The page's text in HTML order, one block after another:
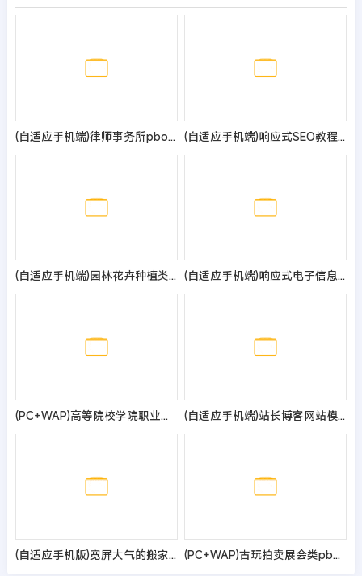
(自适应手机端)律师事务所pbootcms网站模板 响应式法律咨询网站源码 (自适应手机端)响应式SEO教程资讯类网站pbootcms模板 SEO博客优化网站源码
(自适应手机端)园林花卉种植类网站pbootcms模板 园林景观设计网站源码 (自适应手机端)响应式电子信息监控科技公司pbootcms模板
(PC+WAP)高等院校学院职业学校类Pbootcms网站模板 政府单位机构协会网站源码 (自适应手机端)站长博客网站模板 新闻自媒体博客网站源码
(自适应手机版)宽屏大气的搬家快递公司pbootcms网站模板 响应式搬家家政公司网站源码 (PC+WAP)古玩拍卖展会类pbootcms网站模板 古董典当类网站源码